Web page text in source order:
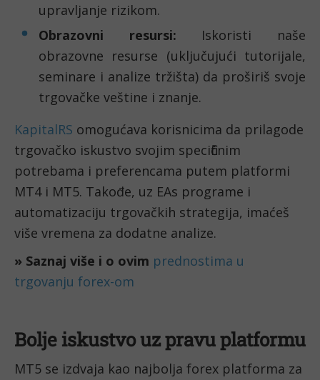
upravljanje rizikom.
Obrazovni resursi: Iskoristi naše
obrazovne resurse (uključujući tutorijale,
seminare i analize tržišta) da proširiš svoje
trgovačke veštine i znanje.
KapitalRS omogućava korisnicima da prilagode
trgovačko iskustvo svojim specifičnim
potrebama i preferencama putem platformi
MT4 i MT5. Takođe, uz EAs programe i
automatizaciju trgovačkih strategija, imaćeš
više vremena za dodatne analize.
» Saznaj više i o ovim prednostima u
trgovanju forex-om
Bolje iskustvo uz pravu platformu
MT5 se izdvaja kao najbolja forex platforma za